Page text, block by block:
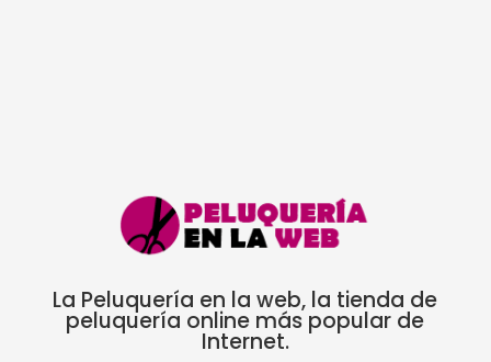
La Peluquería en la web, la tienda de
peluquería online más popular de
Internet.